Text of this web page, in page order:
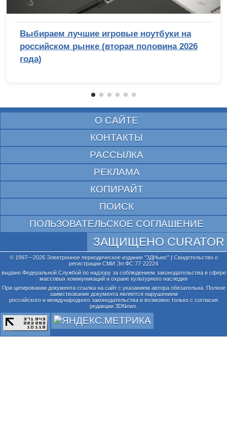
Выбираем лучшие игровые ноутбуки на
российском рынке (вторая половина 2026
года)
О САЙТЕ
КОНТАКТЫ
РАССЫЛКА
РЕКЛАМА
КОПИРАЙТ
ПОИСК
ПОЛЬЗОВАТЕЛЬСКОЕ СОГЛАШЕНИЕ
ЗАЩИЩЕНО CURATOR
© 1997—2026 Электронное периодическое издание "3ДНьюс" | Свидетельство о
регистрации СМИ Эл ФС 77-22224
выдано Федеральной Службой по надзору за соблюдением законодательства в сфере
массовых коммуникаций и охране культурного наследия
При цитировании документа ссылка на сайт с указанием автора обязательна. Полное
заимствование документа является нарушением
российского и международного законодательства и возможно только с согласия
редакции 3DNews.